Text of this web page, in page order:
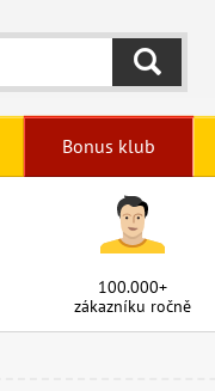
HLEDAT
Bonus klub
100.000+
zákazníku ročně